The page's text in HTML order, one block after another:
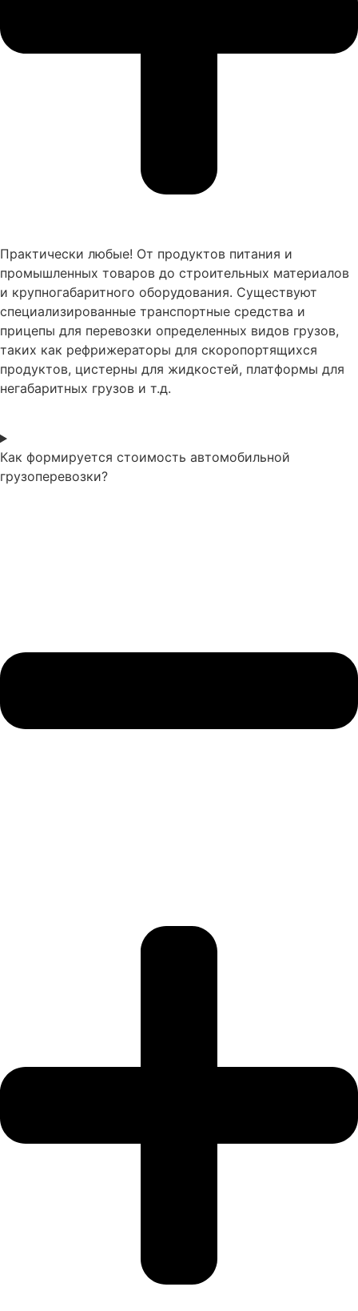
Практически любые! От продуктов питания и
промышленных товаров до строительных материалов
и крупногабаритного оборудования. Существуют
специализированные транспортные средства и
прицепы для перевозки определенных видов грузов,
таких как рефрижераторы для скоропортящихся
продуктов, цистерны для жидкостей, платформы для
негабаритных грузов и т.д.
Как формируется стоимость автомобильной
грузоперевозки?